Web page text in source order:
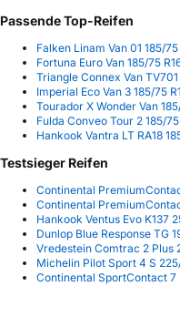
Passende Top-Reifen
Falken Linam Van 01 185/
Fortuna Euro Van 185/75
Triangle Connex Van
Imperial Eco Van 3 185/75
Tourador X Wonder Van
Fulda Conveo Tour 2 185/
Hankook Vantra LT RA18
Testsieger Reifen
Continental
Continental
Hankook Ventus Evo K137
Dunlop Blue Response TG
Vredestein Comtrac 2 Plus
Michelin Pilot Sport 4 S
Continental SportContact 7